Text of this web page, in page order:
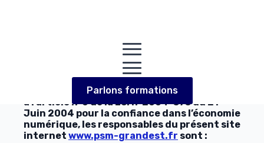
Parlons formations
Préambule :
En vous connectant sur
grandest.frvous acceptez sans réserve les
présentes modalités. Aussi, conformément
à l’article n°6 de la Loi n°2004-575 du 21
Juin 2004 pour la confiance dans l’économie
numérique, les responsables du présent site
internet www.psm-grandest.fr sont :